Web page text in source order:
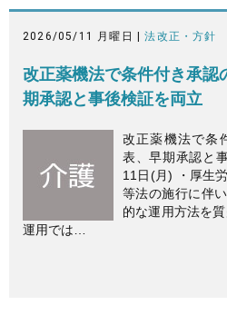
2026/05/11 月曜日 |法改正・方針
改正薬機法で条件付き承認
期承認と事後検証を両立
改正薬機法で条
表、早期承認と
11日(月) ・厚生
等法の施行に伴
的な運用方法を
運用では…